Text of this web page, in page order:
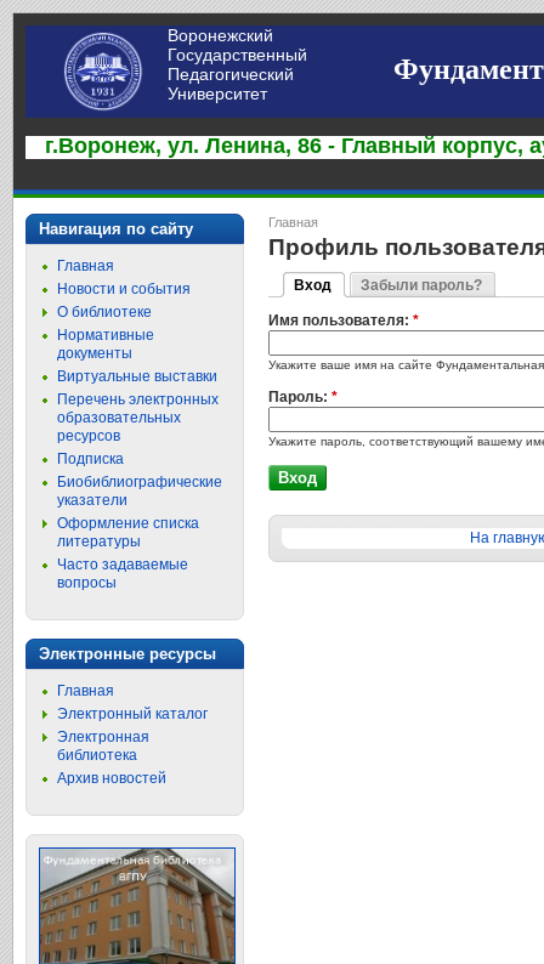
Воронежский
Государственный
Педагогический
Университет
г.Воронеж, ул. Ленина, 86 - Главный корпус,
Главная
Профиль
Вход Забыли пароль?
Имя пользователя: *
Укажите ваше имя на сайте
Пароль: *
Укажите пароль, соответствующий вашему
На
Навигация по сайту
Главная
Новости и события
О библиотеке
Нормативные
документы
Виртуальные выставки
Перечень электронных
образовательных
ресурсов
Подписка
Биобиблиографические
указатели
Оформление списка
литературы
Часто задаваемые
вопросы
Электронные ресурсы
Главная
Электронный каталог
Электронная
библиотека
Архив новостей